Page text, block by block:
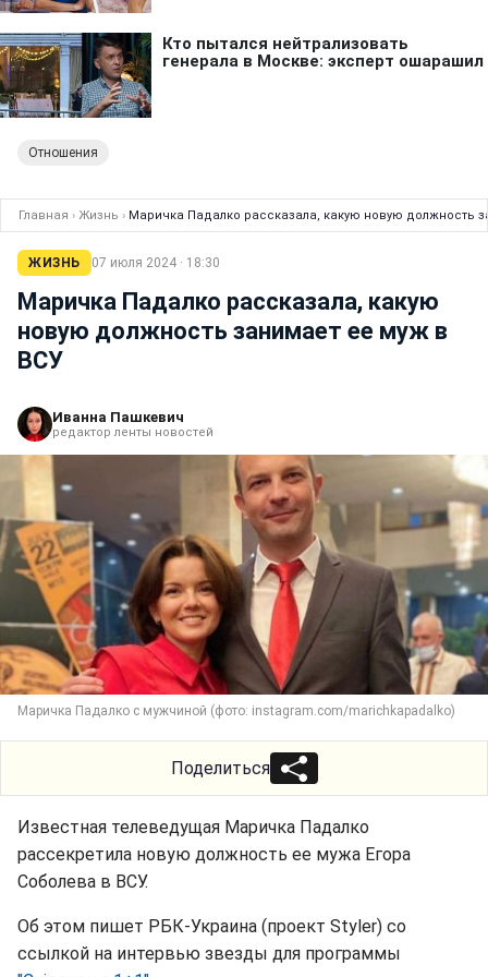
Отношения
Главная › Жизнь › Маричка Падалко рассказала, какую новую должность
ЖИЗНЬ 07 июля 2024 · 18:30
Маричка Падалко рассказала, какую
новую должность занимает ее муж в
ВСУ
Иванна Пашкевич
редактор ленты новостей
Маричка Падалко с мужчиной (фото: instagram.com/marichkapadalko)
Поделиться
Известная телеведущая Маричка Падалко
рассекретила новую должность ее мужа Егора
Соболева в ВСУ.
Об этом пишет РБК-Украина (проект Styler) со
ссылкой на интервью звезды для программы